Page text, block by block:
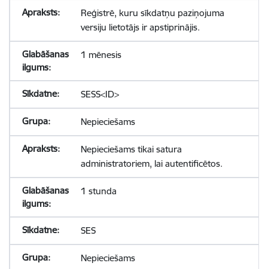
Reģistrē, kuru sīkdatņu paziņojuma
versiju lietotājs ir apstiprinājis.
1 mēnesis
SESS<ID>
Nepieciešams
Nepieciešams tikai satura
administratoriem, lai autentificētos.
1 stunda
SES
Nepieciešams